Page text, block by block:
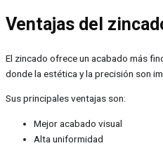
Ventajas del
El zincado ofrece un acabado más
donde la estética y la precisión son
Sus principales ventajas son:
Mejor acabado visual
Alta uniformidad